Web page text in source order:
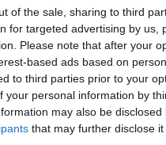
of the sale, sharing to third
for targeted advertising by us,
Please note that after your
based ads based on
to third parties prior to your
your personal information by
may also be
that may further disclose